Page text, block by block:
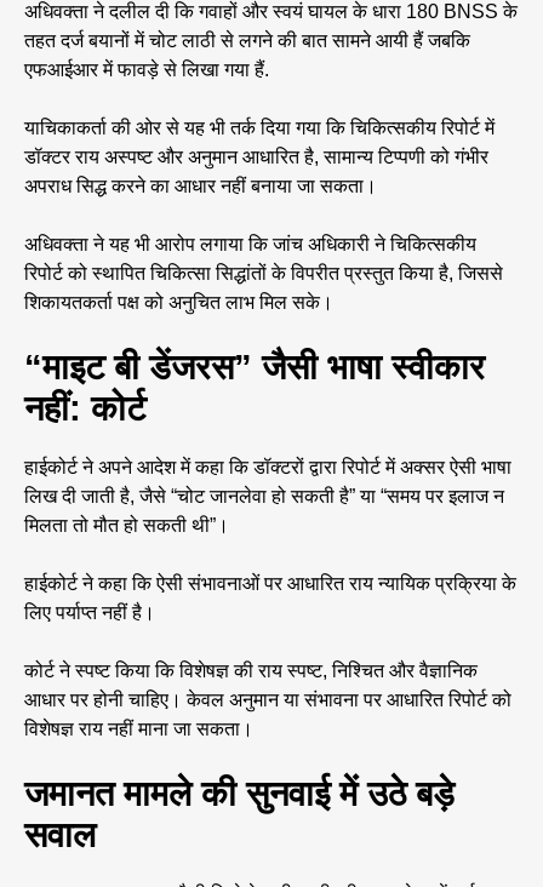
अधिवक्ता ने दलील दी कि गवाहों और स्वयं घायल के धारा 180 BNSS के
तहत दर्ज बयानों में चोट लाठी से लगने की बात सामने आयी हैं जबकि
एफआईआर में फावड़े से लिखा गया हैं.
याचिकाकर्ता की ओर से यह भी तर्क दिया गया कि चिकित्सकीय रिपोर्ट में
डॉक्टर राय अस्पष्ट और अनुमान आधारित है, सामान्य टिप्पणी को गंभीर
अपराध सिद्ध करने का आधार नहीं बनाया जा सकता।
अधिवक्ता ने यह भी आरोप लगाया कि जांच अधिकारी ने चिकित्सकीय
रिपोर्ट को स्थापित चिकित्सा सिद्धांतों के विपरीत प्रस्तुत किया है, जिससे
शिकायतकर्ता पक्ष को अनुचित लाभ मिल सके।
“माइट बी डेंजरस” जैसी भाषा स्वीकार
नहीं: कोर्ट
हाईकोर्ट ने अपने आदेश में कहा कि डॉक्टरों द्वारा रिपोर्ट में अक्सर ऐसी भाषा
लिख दी जाती है, जैसे “चोट जानलेवा हो सकती है” या “समय पर इलाज न
मिलता तो मौत हो सकती थी”।
हाईकोर्ट ने कहा कि ऐसी संभावनाओं पर आधारित राय न्यायिक प्रक्रिया के
लिए पर्याप्त नहीं है।
कोर्ट ने स्पष्ट किया कि विशेषज्ञ की राय स्पष्ट, निश्चित और वैज्ञानिक
आधार पर होनी चाहिए। केवल अनुमान या संभावना पर आधारित रिपोर्ट को
विशेषज्ञ राय नहीं माना जा सकता।
जमानत मामले की सुनवाई में उठे बड़े
सवाल